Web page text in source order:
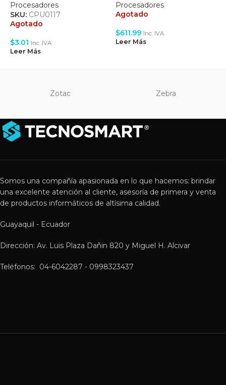
Procesadores
SKU: CPU0117
Agotado
$3.01 Inc. IVA
Leer Más
Procesadores
Agotado
$611.99 Inc. IVA
Leer Más
Zotac Zebra
Somos una compañía apasionada en lo que hacemos: brindar
una excelente atención al cliente, asesoría de primera y venta
de productos informáticos de altísima calidad.
Guayaquil - Ecuador
Dirección: Av. Luis Plaza Dañin 820 y Miguel H. Alcivar
Teléfonos: 04-6042287 - 0998323437